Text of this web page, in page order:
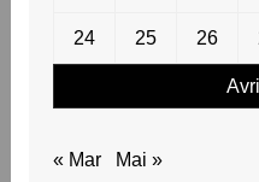
24 25 26
« Mar Mai »